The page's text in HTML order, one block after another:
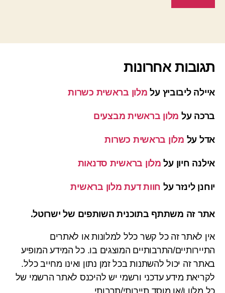
תגובות אחרונות
איילה ליבוביץ על מלון בראשית כשרות
ברכה על מלון בראשית מבצעים
אדל על מלון בראשית כשרות
אילנה חיון על מלון בראשית סדנאות
יוחנן לינזר על חוות דעת מלון בראשית
אתר זה משתתף בתוכנית השותפים של ישרוטל.
אין לאתר זה כל קשר כלל למלונות או לאתרים
התיירותיים/התרבותיים המוצגים בו. כל המידע המופיע
באתר זה יכול להשתנות בכל זמן נתון ואינו מחייב כלל.
לקריאת מידע עדכני ורשמי יש להיכנס לאתר הרשמי של
כל מלון ו/או מוסד תיירותי/תרבותי.